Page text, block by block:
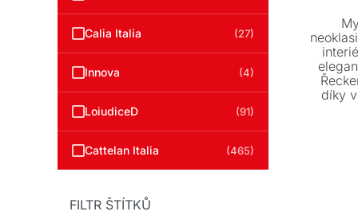
Calia Italia (27)
Innova (4)
LoiudiceD (91)
Cattelan Italia (465)
FILTR ŠTÍTKŮ
díky